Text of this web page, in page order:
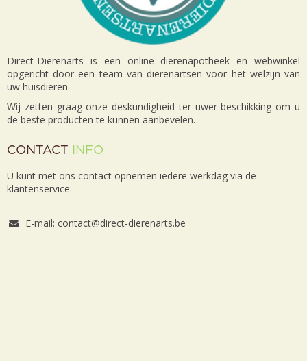
Direct-Dierenarts is een online dierenapotheek en webwinkel
opgericht door een team van dierenartsen voor het welzijn van
uw huisdieren.
Wij zetten graag onze deskundigheid ter uwer beschikking om u
de beste producten te kunnen aanbevelen.
CONTACT INFO
U kunt met ons contact opnemen iedere werkdag via de
klantenservice:
E-mail: contact@direct-dierenarts.be